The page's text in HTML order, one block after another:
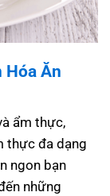
Hóa Ăn
ẩm thực,
thực đa dạng
ngon bạn
những